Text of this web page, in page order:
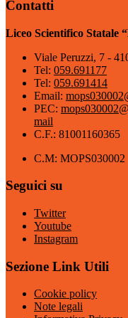
Contatti
Liceo Scientifico Statale
Viale Peruzzi, 7 -
Tel: 059.691177
Tel: 059.691414
Email:
PEC:
mail
C.F.: 81001160365
C.M: MOPS030002
Seguici su
Twitter
Youtube
Instagram
Sezione Link Utili
Cookie policy
Note legali